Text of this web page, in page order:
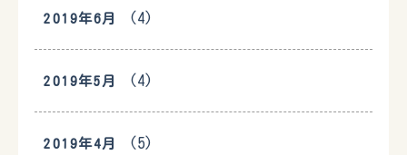
2019年6月 (4)
2019年5月 (4)
2019年4月 (5)